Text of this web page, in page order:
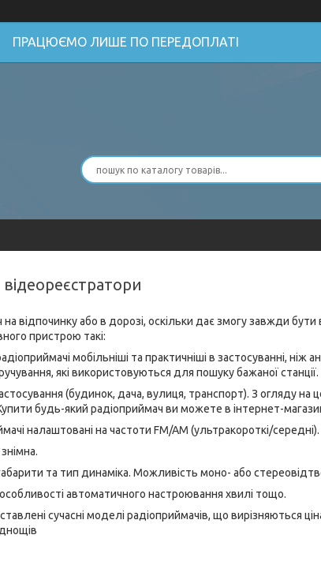
ПРАЦЮЄМО ЛИШЕ ПО ПЕРЕДОПЛАТІ
відеореєстратори
відпочинку або в дорозі, оскільки дає змогу завжди бути
пристрою такі:
мобільніші та практичніші в застосуванні, ніж
які використовуються для пошуку бажаної станції.
(будинок, дача, вулиця, транспорт). З огляду
будь-який радіоприймач ви можете в інтернет-
налаштовані на частоти FM/AM (ультракороткі/
та тип динаміка. Можливість моно- або
автоматичного настроювання хвилі тощо.
сучасні моделі радіоприймачів, що вирізняються